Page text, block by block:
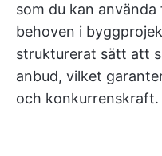
som du kan
behoven i
strukturerat sätt att
anbud, vilket
och konkurrenskraft.